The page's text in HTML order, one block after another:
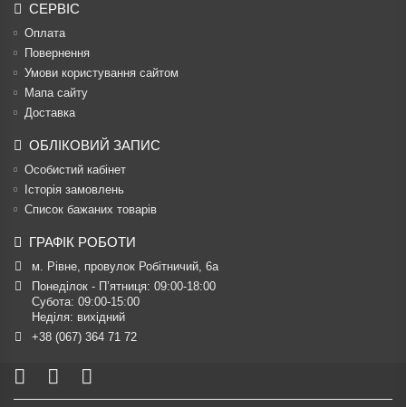
СЕРВІС
Оплата
Повернення
Умови користування сайтом
Мапа сайту
Доставка
ОБЛІКОВИЙ ЗАПИС
Особистий кабінет
Історія замовлень
Список бажаних товарів
ГРАФІК РОБОТИ
м. Рівне, провулок Робітничий, 6а
Понеділок - П’ятниця: 09:00-18:00
Субота: 09:00-15:00
Неділя: вихідний
+38 (067) 364 71 72